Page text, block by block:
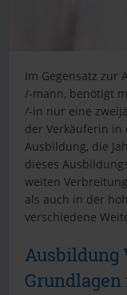
Im Gegensatz zur
/-mann, benötigt
/-in nur eine
der Verkäuferin in
Ausbildung, die
dieses
weiten
als auch in der
verschiedene
Ausbildung